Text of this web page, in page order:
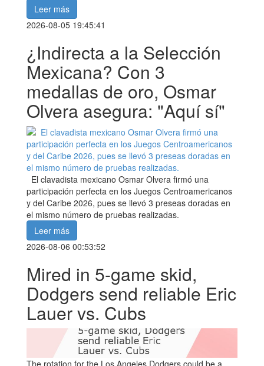
Leer más
2026-08-05 19:45:41
¿Indirecta a la Selección
Mexicana? Con 3
medallas de oro, Osmar
Olvera asegura: "Aquí sí"
El clavadista mexicano Osmar Olvera firmó una
participación perfecta en los Juegos Centroamericanos
y del Caribe 2026, pues se llevó 3 preseas doradas en
el mismo número de pruebas realizadas.
Leer más
2026-08-06 00:53:52
Mired in 5-game skid,
Dodgers send reliable Eric
Lauer vs. Cubs
The rotation for the Los Angeles Dodgers could be a